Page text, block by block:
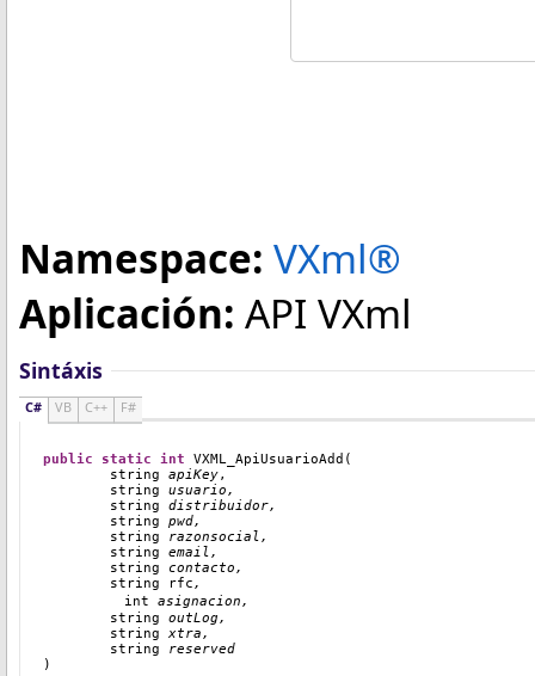
Namespace: VXml®
Aplicación: API VXml
Sintáxis
C# VB C++ F#
public static int VXML_ApiUsuarioAdd (
string
apiKey,
string
usuario,
string
distribuidor,
string
pwd,
string
razonsocial,
string
email,
string
contacto,
string rfc,
int
asignacion,
	string
outLog,
string
xtra,
string
reserved
)